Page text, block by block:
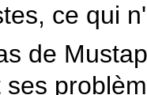
ce qui
de